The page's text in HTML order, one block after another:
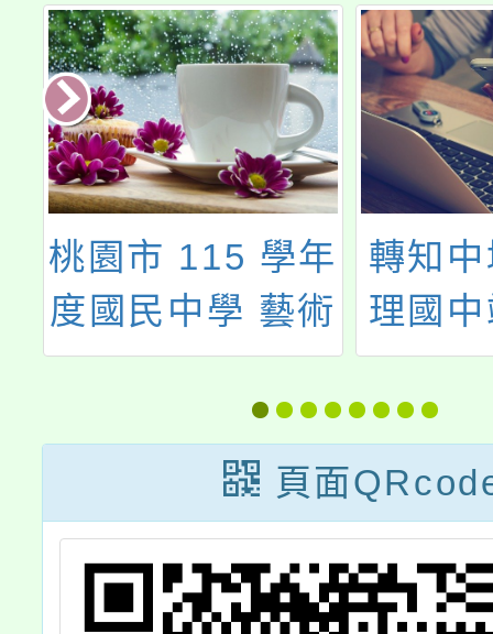
桃園市 115 學年
度國民中學 藝術
才能班(音樂.國
樂.舞蹈.)鑑定招
生簡章
轉知
理國
育宣
料處
新科
我們
頁面